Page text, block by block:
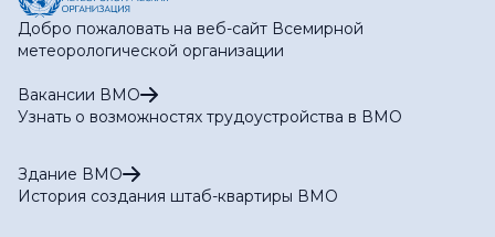
Добро пожаловать на веб-сайт Всемирной
метеорологической организации
Вакансии ВМО
Узнать о возможностях трудоустройства в ВМО
Здание ВМО
История создания штаб-квартиры ВМО